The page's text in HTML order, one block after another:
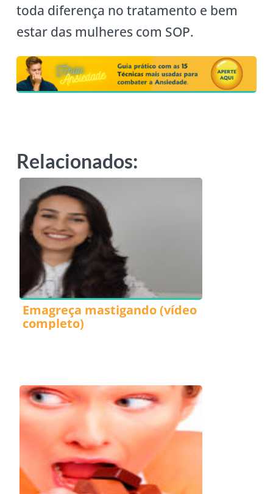
toda diferença no tratamento e bem
estar das mulheres com SOP.
Relacionados:
Emagreça mastigando (vídeo
completo)